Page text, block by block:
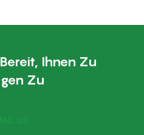
Ihnen Zu
Zu